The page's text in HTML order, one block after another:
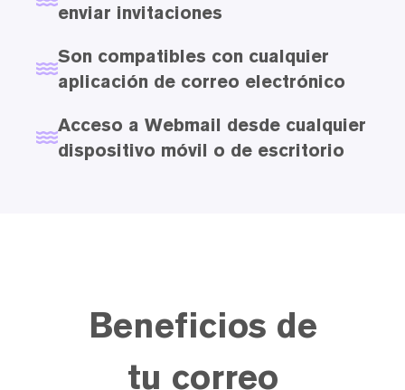
enviar invitaciones
Son compatibles con cualquier
aplicación de correo electrónico
Acceso a Webmail desde cualquier
dispositivo móvil o de escritorio
Beneficios de
tu correo